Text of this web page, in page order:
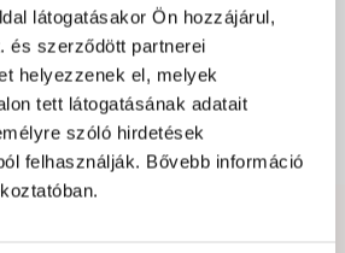
látogatásakor Ön hozzájárul,
és szerződött partnerei
helyezzenek el, melyek
tett látogatásának adatait
szóló hirdetések
felhasználják. Bővebb információ
súly információk
felelős személy